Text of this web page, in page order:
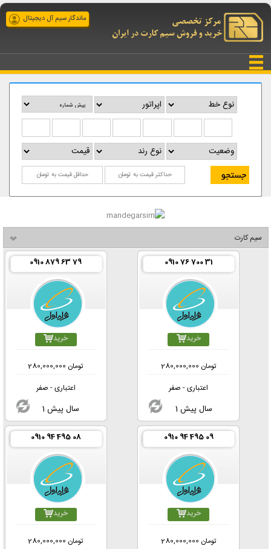
ماندگار سیم آل دیجیتال
سیم کارت
0910 76 700 31
خرید
280,000,000 تومان
اعتباری - صفر
1 سال پیش
0910 879 63 79
خرید
280,000,000 تومان
اعتباری - صفر
1 سال پیش
0910 94 495 09
خرید
280,000,000 تومان
0910 94 495 08
خرید
280,000,000 تومان